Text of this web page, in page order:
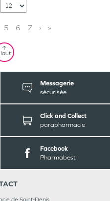
5 6 7 › »
Messagerie
sécurisée
Click and Collect
parapharmacie
Facebook
Pharmabest
de Saint-Denis